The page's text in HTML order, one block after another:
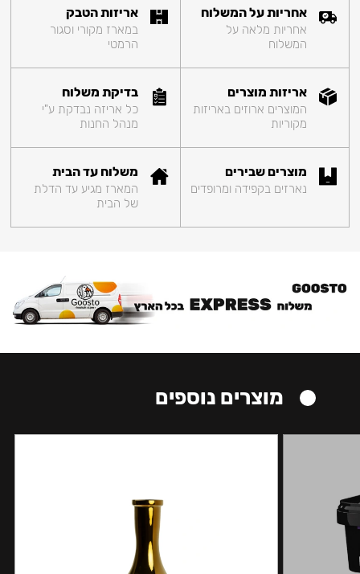
אחריות על המשלוח
אחריות מלאה על
המשלוח
אריזות הטבק
במארז מקורי וסגור
הרמטי
אריזות מוצרים
המוצרים ארוזים באריזות
מקוריות
בדיקת משלוח
כל אריזה נבדקת ע"י
מנהל החנות
מוצרים שבירים
נארזים בקפידה ומרופדים
משלוח עד הבית
המארז מגיע עד הדלת
של הבית
מוצרים נוספים